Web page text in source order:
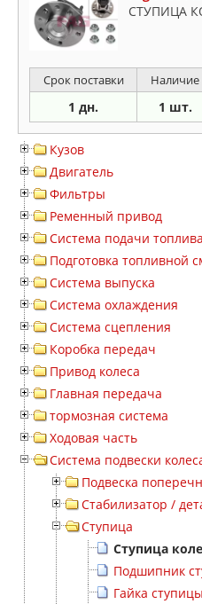
СТУПИЦА
Срок поставки Наличие
1 дн. 1 шт.
Кузов
Двигатель
Фильтры
Ременный привод
Система подачи топлива
Подготовка топливной
Система выпуска
Система охлаждения
Система сцепления
Коробка передач
Привод колеса
Главная передача
тормозная система
Ходовая часть
Система подвески
Подвеска
Стабилизатор /
Ступица
Ступица
Подшипник
Гайка ступицы